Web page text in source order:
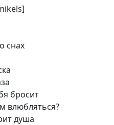
снах
бросит
влюбляться?
душа